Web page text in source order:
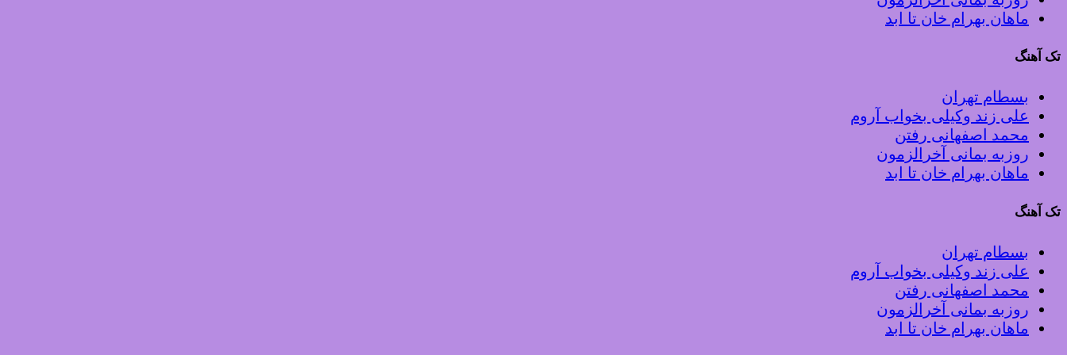
ماهان بهرام خان تا ابد
تک آهنگ
بسطام تهران
علی زند وکیلی بخواب آروم
محمد اصفهانی رفتن
روزبه بمانی آخرالزمون
ماهان بهرام خان تا ابد
تک آهنگ
بسطام تهران
علی زند وکیلی بخواب آروم
محمد اصفهانی رفتن
روزبه بمانی آخرالزمون
ماهان بهرام خان تا ابد